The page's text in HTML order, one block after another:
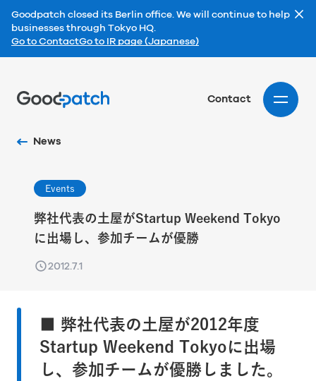
Goodpatch closed its Berlin office. We will continue to help
businesses through Tokyo HQ.
Go to ContactGo to IR page (Japanese)
Contact
News
Events
弊社代表の土屋がStartup Weekend Tokyo
に出場し、参加チームが優勝
2012.7.1
■ 弊社代表の土屋が2012年度
Startup Weekend Tokyoに出場
し、参加チームが優勝しました。